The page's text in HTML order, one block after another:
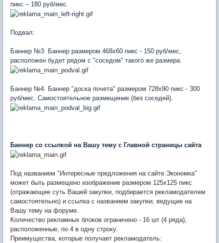
пикс – 180 руб/мес
Подвал:
Баннер №3. Баннер размером 468х60 пикс - 150 руб/мес,
расположен будет рядом с "соседом" такого же размера.
Баннер №4. Баннер "доска почета" размером 728х90 пикс - 300
руб/мес. Самостоятельное размещение (без соседей).
Баннер со ссылкой на Вашу тему с Главной страницы сайта
Под названием "Интересные предложения на сайте Экономка"
может быть размещено изображение размером 125х125 пикс
(отражающее суть Вашей закупки, подбирается рекламодателем
самостоятельно) и ссылка с названием закупки, ведущие на
Вашу тему на форуме.
Количество рекламных блоков ограничено - 16 шт (4 ряда),
расположенные, по 4 в одну строку.
Преимущества, которые получает рекламодатель: